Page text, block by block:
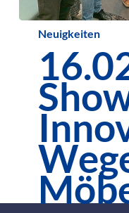
16.02.2022
Showcase:
Innovative
Möbelvertrieb
Neuigkeiten